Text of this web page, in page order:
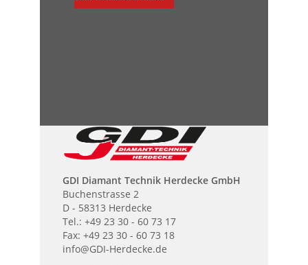
GDI Diamant Technik Herdecke GmbH
Buchenstrasse 2
D - 58313 Herdecke
Tel.: +49 23 30 - 60 73 17
Fax: +49 23 30 - 60 73 18
info@GDI-Herdecke.de